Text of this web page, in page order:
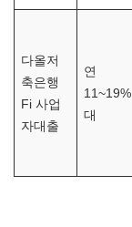
다올저
축은행
Fi 사업
자대출
연
11~19%
대